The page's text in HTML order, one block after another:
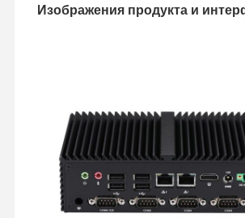
Изображения продукта и